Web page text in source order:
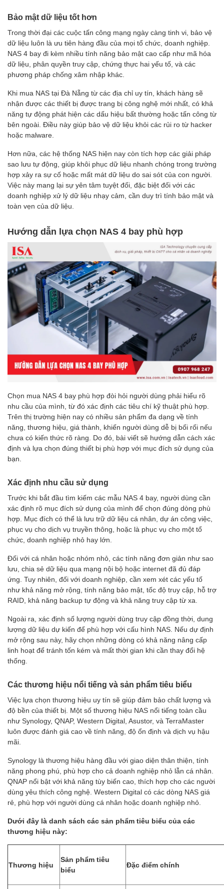
Bảo mật dữ liệu tốt hơn
Trong thời đại các cuộc tấn công mạng ngày càng tinh vi, bảo vệ
dữ liệu luôn là ưu tiên hàng đầu của mọi tổ chức, doanh nghiệp.
NAS 4 bay đi kèm nhiều tính năng bảo mật cao cấp như mã hóa
dữ liệu, phân quyền truy cập, chứng thực hai yếu tố, và các
phương pháp chống xâm nhập khác.
Khi mua NAS tại Đà Nẵng từ các địa chỉ uy tín, khách hàng sẽ
nhận được các thiết bị được trang bị công nghệ mới nhất, có khả
năng tự động phát hiện các dấu hiệu bất thường hoặc tấn công từ
bên ngoài. Điều này giúp bảo vệ dữ liệu khỏi các rủi ro từ hacker
hoặc malware.
Hơn nữa, các hệ thống NAS hiện nay còn tích hợp các giải pháp
sao lưu tự động, giúp khôi phục dữ liệu nhanh chóng trong trường
hợp xảy ra sự cố hoặc mất mát dữ liệu do sai sót của con người.
Việc này mang lại sự yên tâm tuyệt đối, đặc biệt đối với các
doanh nghiệp xử lý dữ liệu nhạy cảm, cần duy trì tính bảo mật và
toàn vẹn của dữ liệu.
Hướng dẫn lựa chọn NAS 4 bay phù hợp
Chọn mua NAS 4 bay phù hợp đòi hỏi người dùng phải hiểu rõ
nhu cầu của mình, từ đó xác định các tiêu chí kỹ thuật phù hợp.
Trên thị trường hiện nay có nhiều sản phẩm đa dạng về tính
năng, thương hiệu, giá thành, khiến người dùng dễ bị bối rối nếu
chưa có kiến thức rõ ràng. Do đó, bài viết sẽ hướng dẫn cách xác
định và lựa chọn đúng thiết bị phù hợp với mục đích sử dụng của
bạn.
Xác định nhu cầu sử dụng
Trước khi bắt đầu tìm kiếm các mẫu NAS 4 bay, người dùng cần
xác định rõ mục đích sử dụng của mình để chọn đúng dòng phù
hợp. Mục đích có thể là lưu trữ dữ liệu cá nhân, dự án công việc,
phục vụ cho dịch vụ truyền thông, hoặc là phục vụ cho một tổ
chức, doanh nghiệp nhỏ hay lớn.
Đối với cá nhân hoặc nhóm nhỏ, các tính năng đơn giản như sao
lưu, chia sẻ dữ liệu qua mạng nội bộ hoặc internet đã đủ đáp
ứng. Tuy nhiên, đối với doanh nghiệp, cần xem xét các yếu tố
như khả năng mở rộng, tính năng bảo mật, tốc độ truy cập, hỗ trợ
RAID, khả năng backup tự động và khả năng truy cập từ xa.
Ngoài ra, xác định số lượng người dùng truy cập đồng thời, dung
lượng dữ liệu dự kiến để phù hợp với cấu hình NAS. Nếu dự định
mở rộng sau này, hãy chọn những dòng có khả năng nâng cấp
linh hoạt để tránh tốn kém và mất thời gian khi cần thay đổi hệ
thống.
Các thương hiệu nổi tiếng và sản phẩm tiêu biểu
Việc lựa chọn thương hiệu uy tín sẽ giúp đảm bảo chất lượng và
độ bền của thiết bị. Một số thương hiệu NAS nổi tiếng toàn cầu
như Synology, QNAP, Western Digital, Asustor, và TerraMaster
luôn được đánh giá cao về tính năng, độ ổn định và dịch vụ hậu
mãi.
Synology là thương hiệu hàng đầu với giao diện thân thiện, tính
năng phong phú, phù hợp cho cả doanh nghiệp nhỏ lẫn cá nhân.
QNAP nổi bật với khả năng tùy biến cao, thích hợp cho các người
dùng yêu thích công nghệ. Western Digital có các dòng NAS giá
rẻ, phù hợp với người dùng cá nhân hoặc doanh nghiệp nhỏ.
Dưới đây là danh sách các sản phẩm tiêu biểu của các
thương hiệu này:
Thương hiệu
Sản phẩm tiêu
biểu
Đặc điểm chính